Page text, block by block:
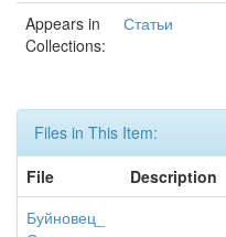
Appears in
Collections:
Статьи
Files in This Item:
File
Description
Буйновец_